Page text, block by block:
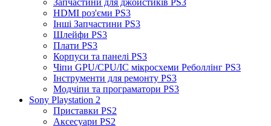
HDMI роз'єми PS3
Інші Запчастини PS3
Шлейфи PS3
Плати PS3
Корпуси та панелі PS3
Чіпи GPU/CPU/IC мікросхеми Реболлінг PS3
Інструменти для ремонту PS3
Модчіпи та програматори PS3
Sony Playstation 2
Приставки PS2
Аксесуари PS2